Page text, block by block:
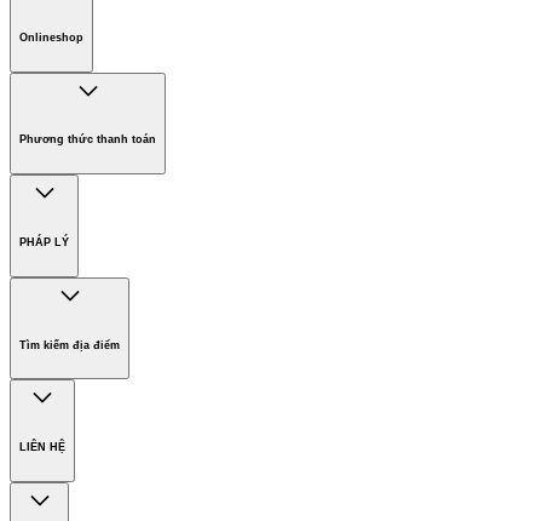
Onlineshop
Phương thức thanh toán
Phương thức thanh toán
PHÁP LÝ
Bản quyền
Điều khoản sử dụng website
Chính sách bảo vệ dữ liệu cá nhân
Tìm kiếm địa điểm
LIÊN HỆ
Công ty TNHH MTV KARCHER